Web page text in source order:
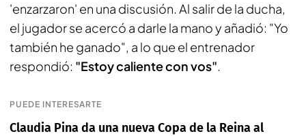
'enzarzaron' en una discusión. Al salir de la ducha,
el jugador se acercó a darle la mano y añadió: "Yo
también he ganado", a lo que el entrenador
respondió: "Estoy caliente con vos".
PUEDE INTERESARTE
Claudia Pina da una nueva Copa de la Reina al